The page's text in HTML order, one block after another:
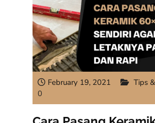
February 19, 2021
Tips
0